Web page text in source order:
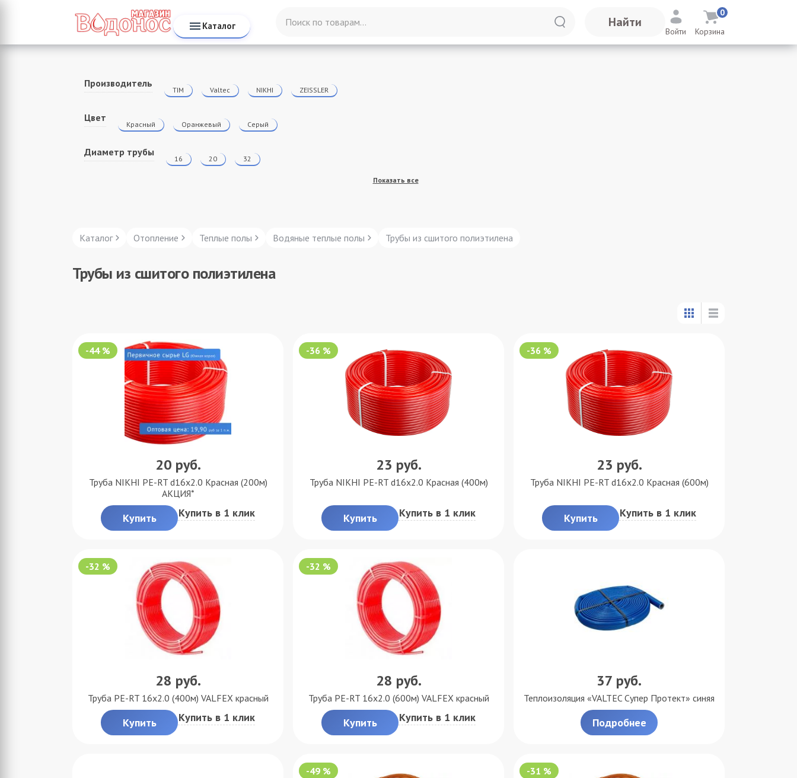
Каталог Найти
Войти Корзина
0
Производитель
TIM Valtec NIKHI ZEISSLER
Цвет
Красный Оранжевый Серый
Диаметр трубы
16 20 32
Показать все
Каталог Отопление Теплые полы Водяные теплые полы Трубы из сшитого полиэтилена
Трубы из сшитого полиэтилена
-44 %
20 руб.
Труба NIKHI PE-RT d16x2.0 Красная (200м)
АКЦИЯ*
Купить Купить в 1 клик
-36 %
23 руб.
Труба NIKHI PE-RT d16x2.0 Красная (400м)
Купить Купить в 1 клик
-36 %
23 руб.
Труба NIKHI PE-RT d16x2.0 Красная (600м)
Купить Купить в 1 клик
-32 %
28 руб.
Труба PE-RT 16x2.0 (400м) VALFEX красный
Купить Купить в 1 клик
-32 %
28 руб.
Труба PE-RT 16x2.0 (600м) VALFEX красный
Купить Купить в 1 клик
37 руб.
Теплоизоляция «VALTEC Супер Протект» синяя
Подробнее
-49 % -31 %